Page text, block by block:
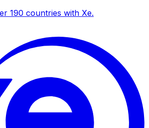
190 countries with Xe.